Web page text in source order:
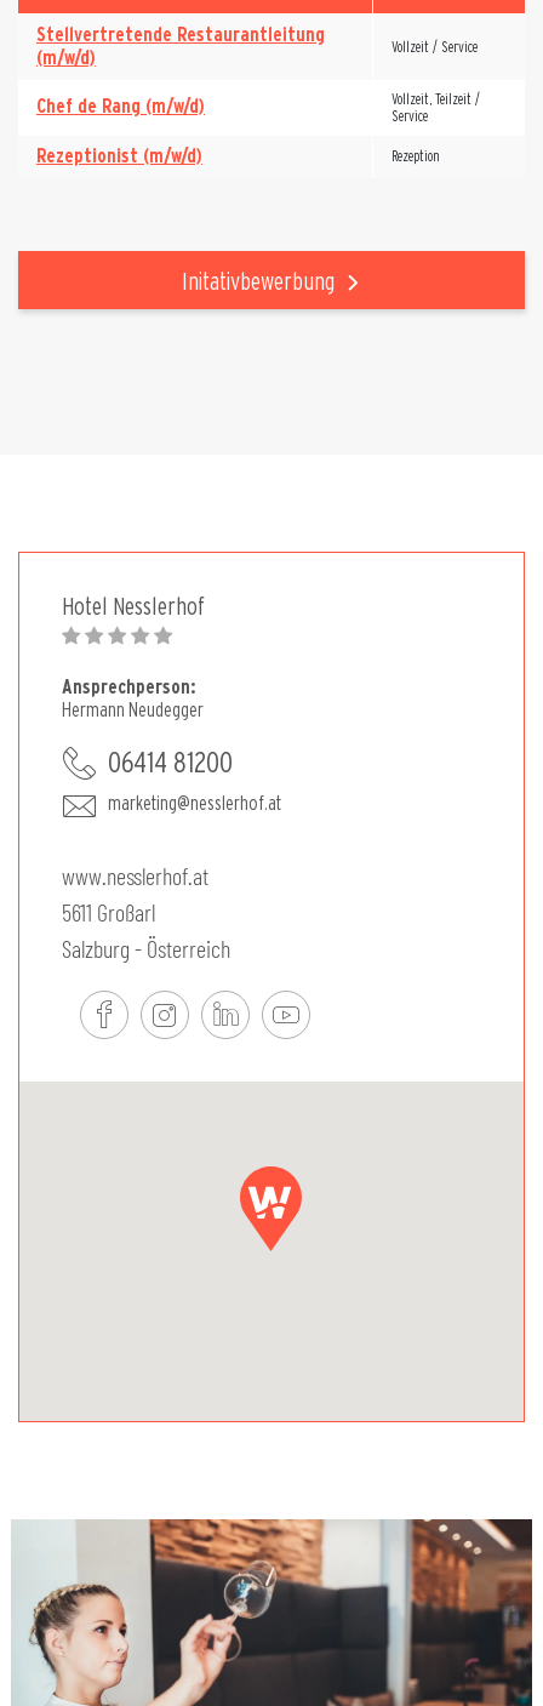
Stellvertretende Restaurantleitung
(m/w/d)
Vollzeit / Service
Chef de Rang (m/w/d)
Vollzeit, Teilzeit /
Service
Rezeptionist (m/w/d) Rezeption
Initativbewerbung
Hotel Nesslerhof
Ansprechperson:
Hermann Neudegger
06414 81200
marketing@nesslerhof.at
www.nesslerhof.at
5611 Großarl
Salzburg - Österreich